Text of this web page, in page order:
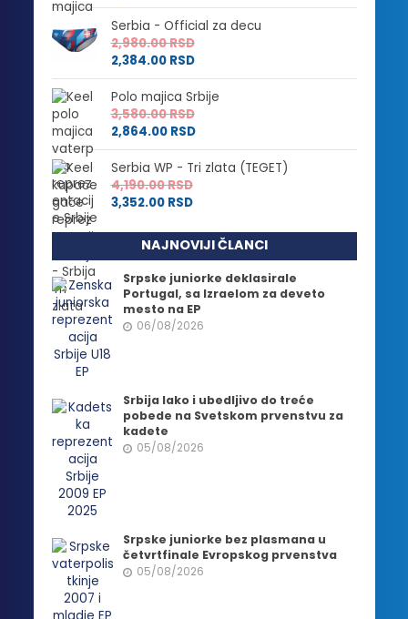
Serbia - Official za decu
2,980.00RSD
2,384.00 RSD
Polo majica Srbije
3,580.00RSD
2,864.00 RSD
Serbia WP - Tri zlata (TEGET)
4,190.00RSD
3,352.00 RSD
NAJNOVIJI ČLANCI
Srpske juniorke deklasirale
Portugal, sa Izraelom za deveto
mesto na EP
06/08/2026
Srbija lako i ubedljivo do treće
pobede na Svetskom prvenstvu za
kadete
05/08/2026
Srpske juniorke bez plasmana u
četvrtfinale Evropskog prvenstva
05/08/2026